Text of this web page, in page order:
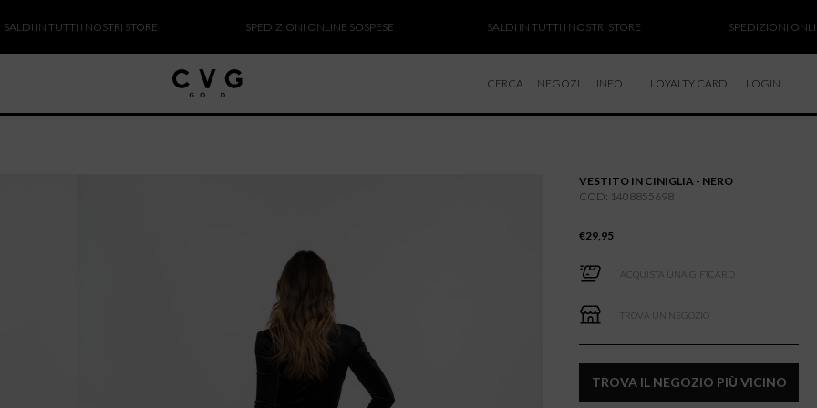
IN TUTTI I NOSTRI STORE SPEDIZIONI ONLINE SOSPESE SALDI IN TUTTI I NOSTRI STORE SPEDIZIONI ONLINE
CERCA NEGOZI INFO
RESI E RIMBORSI
LOYALTY CARD LOGIN
VESTITO IN CINIGLIA - NERO
COD: 1408855698
€29,95
ACQUISTA UNA GIFTCARD
TROVA UN NEGOZIO
TROVA IL NEGOZIO PIÙ VICINO